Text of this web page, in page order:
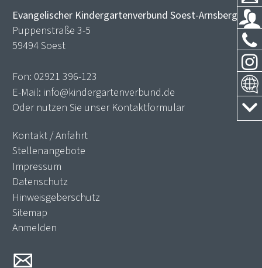
Evangelischer Kindergartenverbund Soest-Arnsberg
Puppenstraße 3-5
59494 Soest
Fon: 02921 396-123
E-Mail: info@kindergartenverbund.de
Oder nutzen Sie unser Kontaktformular
Kontakt / Anfahrt
Stellenangebote
Impressum
Datenschutz
Hinweisgeberschutz
Sitemap
Anmelden